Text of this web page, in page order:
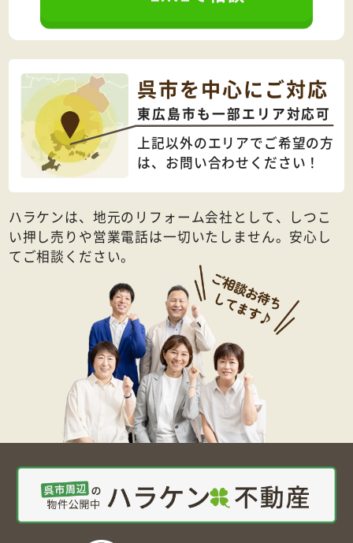
呉市を中心にご対応
東広島市も一部エリア対応可
上記以外のエリアでご希望の方
は、 お問い合わせください！
ハラケンは、地元のリフォーム会社として、しつこ
い押し売りや営業電話は一切いたしません。安心し
てご相談ください。